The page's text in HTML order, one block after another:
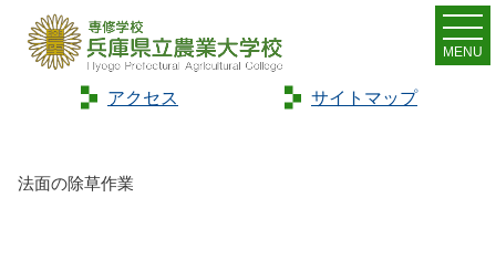
アクセス サイトマップ
MENU
Home> トピックス 法面の除草作業
法面の除草作業